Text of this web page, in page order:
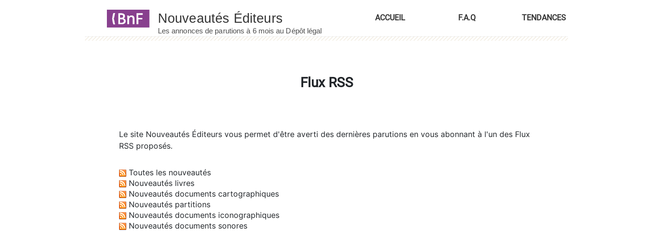
ACCUEIL F.A.Q TENDANCES
Flux RSS
Le site Nouveautés Éditeurs vous permet d'être averti des dernières parutions en vous abonnant à l'un des Flux
RSS proposés.
Toutes les nouveautés
Nouveautés livres
Nouveautés documents cartographiques
Nouveautés partitions
Nouveautés documents iconographiques
Nouveautés documents sonores